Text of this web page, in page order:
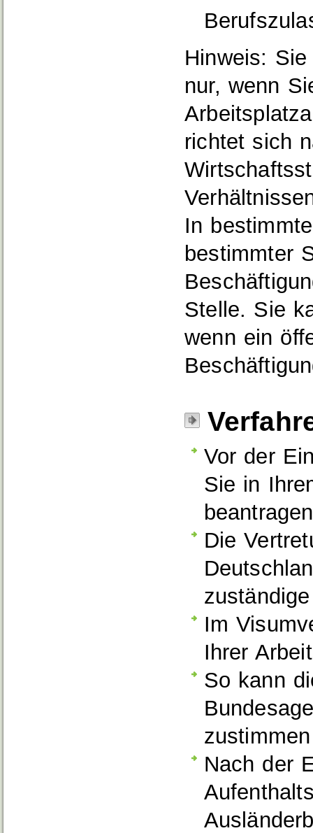
Hinweis:
nur, wenn
richtet sich
In
bestimmter
Stelle. Sie
wenn ein
Vor der
Sie in
Die
Im
Ihrer
So kann
Nach der